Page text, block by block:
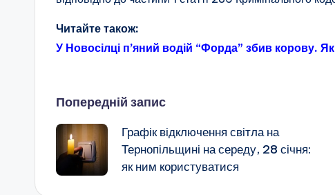
Читайте також:
У Новосілці п’яний водій “Форда” збив корову.
Навігація
по
запису
Попередній запис
Графік відключення світла на
Тернопільщині на середу, 28 січня:
як ним користуватися